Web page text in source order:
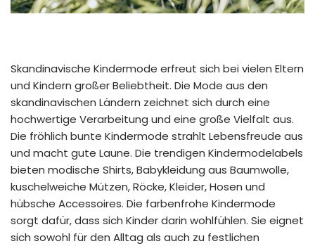
Skandinavische Kindermode erfreut sich bei vielen Eltern
und Kindern großer Beliebtheit. Die Mode aus den
skandinavischen Ländern zeichnet sich durch eine
hochwertige Verarbeitung und eine große Vielfalt aus.
Die fröhlich bunte Kindermode strahlt Lebensfreude aus
und macht gute Laune. Die trendigen Kindermodelabels
bieten modische Shirts, Babykleidung aus Baumwolle,
kuschelweiche Mützen, Röcke, Kleider, Hosen und
hübsche Accessoires. Die farbenfrohe Kindermode
sorgt dafür, dass sich Kinder darin wohlfühlen. Sie eignet
sich sowohl für den Alltag als auch zu festlichen